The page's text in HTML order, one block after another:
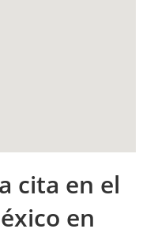
cita en el
en